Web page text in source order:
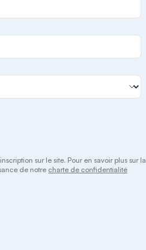
sur le site. Pour en savoir plus sur la
de notre charte de confidentialité